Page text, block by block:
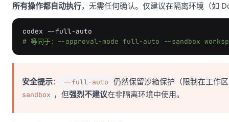
所有操作都自动执行，无需任何确认。仅建议在隔离环境（如
codex
# 等同于：--approval-mode full-auto --sandbox
安全提示： --full-auto 仍然保留沙箱保护（限制在工作
sandbox ，但强烈不建议在非隔离环境中使用。